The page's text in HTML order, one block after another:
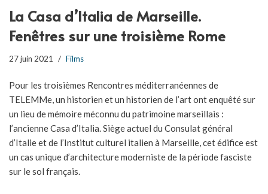
La Casa d’Italia de Marseille.
Fenêtres sur une troisième Rome
27 juin 2021 Films
Pour les troisièmes Rencontres méditerranéennes de
TELEMMe, un historien et un historien de l’art ont enquêté sur
un lieu de mémoire méconnu du patrimoine marseillais :
l’ancienne Casa d’Italia. Siège actuel du Consulat général
d’Italie et de l’Institut culturel italien à Marseille, cet édifice est
un cas unique d’architecture moderniste de la période fasciste
sur le sol français.